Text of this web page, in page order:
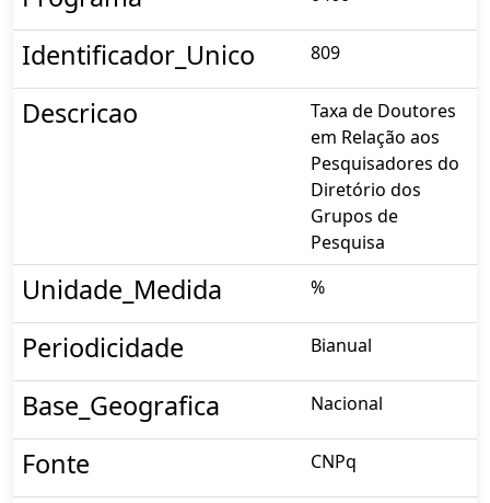
Identificador_Unico 809
Descricao
Taxa de Doutores
em Relação aos
Pesquisadores do
Diretório dos
Grupos de
Pesquisa
Unidade_Medida %
Periodicidade Bianual
Base_Geografica Nacional
Fonte CNPq